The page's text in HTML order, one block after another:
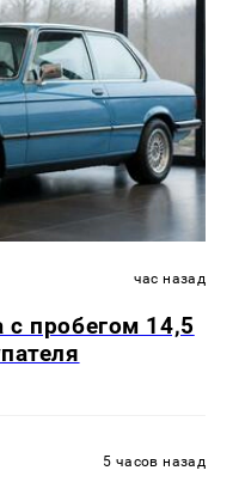
час назад
с пробегом 14,5
5 часов назад